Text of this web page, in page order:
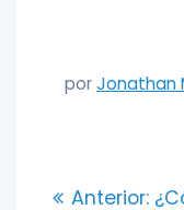
porJonathan
Anterior: